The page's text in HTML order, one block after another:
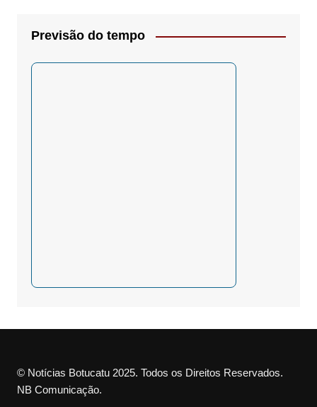
Previsão do tempo
© Notícias Botucatu 2025. Todos os Direitos Reservados.
NB Comunicação.